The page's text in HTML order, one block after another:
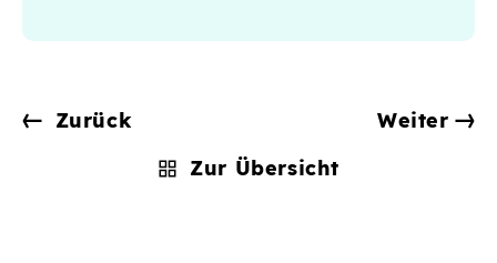
Zurück
Weiter
Zur Übersicht